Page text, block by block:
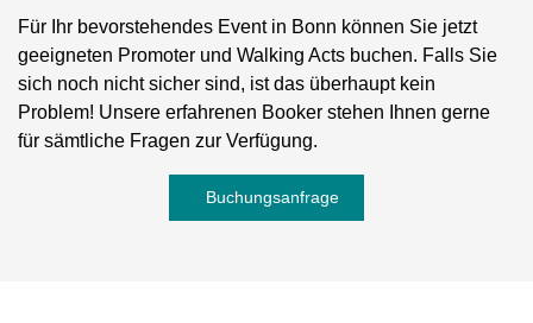
Für Ihr bevorstehendes Event in Bonn können Sie jetzt
geeigneten Promoter und Walking Acts buchen. Falls Sie
sich noch nicht sicher sind, ist das überhaupt kein
Problem! Unsere erfahrenen Booker stehen Ihnen gerne
für sämtliche Fragen zur Verfügung.
Buchungsanfrage